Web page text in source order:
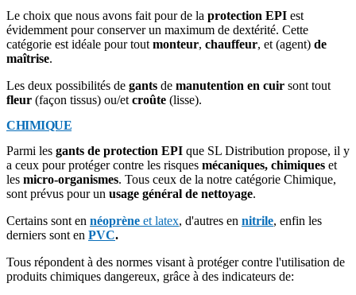
Le choix que nous avons fait pour de la protection EPI est
évidemment pour conserver un maximum de dextérité. Cette
catégorie est idéale pour tout monteur, chauffeur, et (agent) de
maîtrise.
Les deux possibilités de gants de manutention en cuir sont tout
fleur (façon tissus) ou/et croûte (lisse).
CHIMIQUE
Parmi les gants de protection EPI que SL Distribution propose, il y
a ceux pour protéger contre les risques mécaniques, chimiques et
les micro-organismes. Tous ceux de la notre catégorie Chimique,
sont prévus pour un usage général de nettoyage.
Certains sont en néoprène et latex, d'autres en nitrile, enfin les
derniers sont en PVC.
Tous répondent à des normes visant à protéger contre l'utilisation de
produits chimiques dangereux, grâce à des indicateurs de: